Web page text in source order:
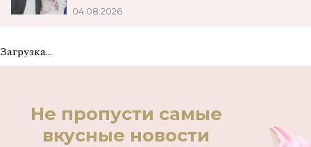
04.08.2026
Загрузка...
Не пропусти самые
вкусные новости